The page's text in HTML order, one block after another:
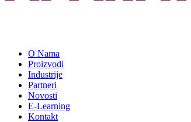
O Nama
Proizvodi
Industrije
Partneri
Novosti
E-Learning
Kontakt